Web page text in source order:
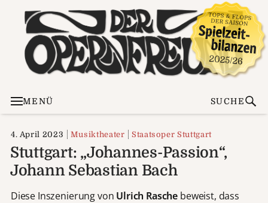
MENÜ SUCHE
4. April 2023 Musiktheater Staatsoper Stuttgart
Stuttgart: „Johannes-Passion“,
Johann Sebastian Bach
Diese Inszenierung von Ulrich Rasche beweist, dass